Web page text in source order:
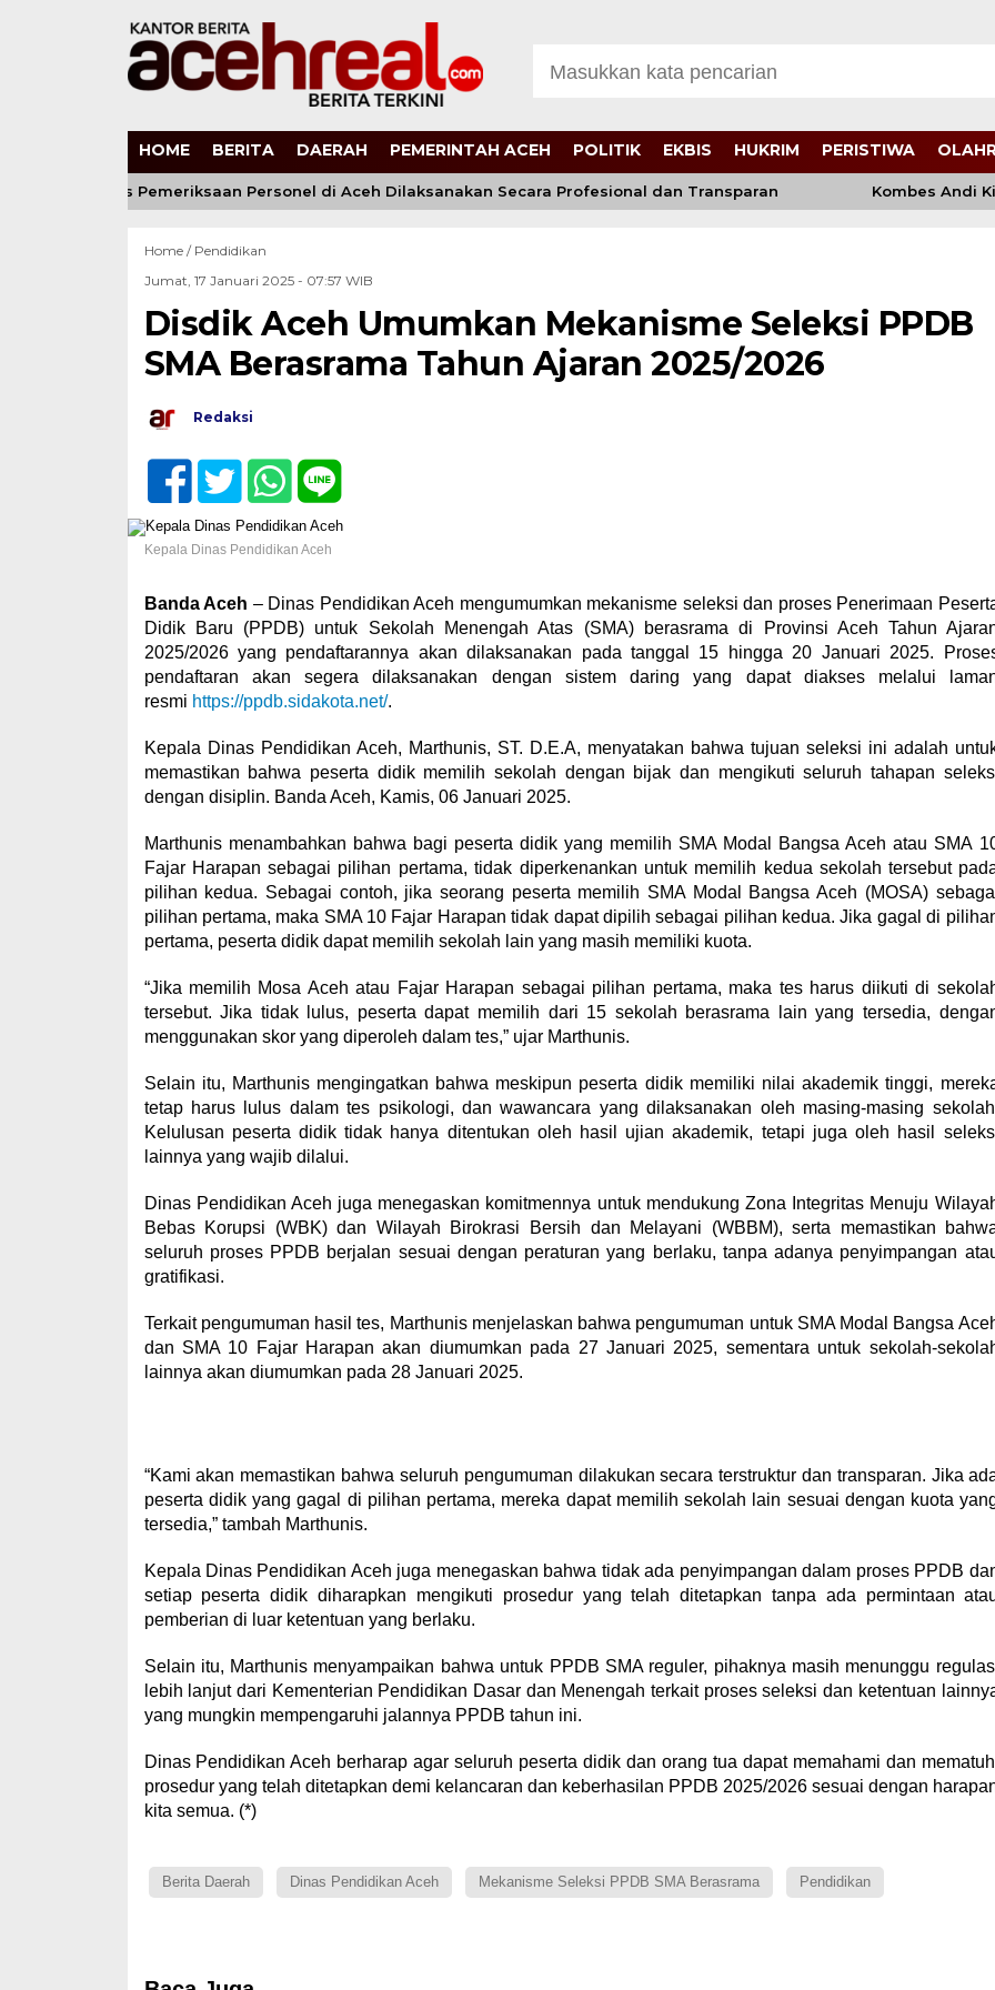
HOME BERITA DAERAH PEMERINTAH ACEH POLITIK EKBIS HUKRIM PERISTIWA
Proses Pemeriksaan Personel di Aceh Dilaksanakan Secara Profesional dan Transparan Kombes Andi
Home / Pendidikan
Jumat, 17 Januari 2025 - 07:57 WIB
Disdik Aceh Umumkan Mekanisme Seleksi PPDB
SMA Berasrama Tahun Ajaran 2025/2026
Redaksi
Kepala Dinas Pendidikan Aceh
Banda Aceh – Dinas Pendidikan Aceh mengumumkan mekanisme seleksi dan proses Penerimaan
Didik Baru (PPDB) untuk Sekolah Menengah Atas (SMA) berasrama di Provinsi Aceh Tahun
2025/2026 yang pendaftarannya akan dilaksanakan pada tanggal 15 hingga 20 Januari 2025.
pendaftaran akan segera dilaksanakan dengan sistem daring yang dapat diakses melalui
resmi https://ppdb.sidakota.net/.
Kepala Dinas Pendidikan Aceh, Marthunis, ST. D.E.A, menyatakan bahwa tujuan seleksi ini adalah
memastikan bahwa peserta didik memilih sekolah dengan bijak dan mengikuti seluruh tahapan
dengan disiplin. Banda Aceh, Kamis, 06 Januari 2025.
Marthunis menambahkan bahwa bagi peserta didik yang memilih SMA Modal Bangsa Aceh atau SMA
Fajar Harapan sebagai pilihan pertama, tidak diperkenankan untuk memilih kedua sekolah tersebut
pilihan kedua. Sebagai contoh, jika seorang peserta memilih SMA Modal Bangsa Aceh (MOSA)
pilihan pertama, maka SMA 10 Fajar Harapan tidak dapat dipilih sebagai pilihan kedua. Jika gagal di
pertama, peserta didik dapat memilih sekolah lain yang masih memiliki kuota.
“Jika memilih Mosa Aceh atau Fajar Harapan sebagai pilihan pertama, maka tes harus diikuti di
tersebut. Jika tidak lulus, peserta dapat memilih dari 15 sekolah berasrama lain yang tersedia,
menggunakan skor yang diperoleh dalam tes,” ujar Marthunis.
Selain itu, Marthunis mengingatkan bahwa meskipun peserta didik memiliki nilai akademik tinggi,
tetap harus lulus dalam tes psikologi, dan wawancara yang dilaksanakan oleh masing-masing
Kelulusan peserta didik tidak hanya ditentukan oleh hasil ujian akademik, tetapi juga oleh hasil
lainnya yang wajib dilalui.
Dinas Pendidikan Aceh juga menegaskan komitmennya untuk mendukung Zona Integritas Menuju
Bebas Korupsi (WBK) dan Wilayah Birokrasi Bersih dan Melayani (WBBM), serta memastikan
seluruh proses PPDB berjalan sesuai dengan peraturan yang berlaku, tanpa adanya penyimpangan
gratifikasi.
Terkait pengumuman hasil tes, Marthunis menjelaskan bahwa pengumuman untuk SMA Modal Bangsa
dan SMA 10 Fajar Harapan akan diumumkan pada 27 Januari 2025, sementara untuk sekolah-
lainnya akan diumumkan pada 28 Januari 2025.
“Kami akan memastikan bahwa seluruh pengumuman dilakukan secara terstruktur dan transparan. Jika
peserta didik yang gagal di pilihan pertama, mereka dapat memilih sekolah lain sesuai dengan kuota
tersedia,” tambah Marthunis.
Kepala Dinas Pendidikan Aceh juga menegaskan bahwa tidak ada penyimpangan dalam proses PPDB
setiap peserta didik diharapkan mengikuti prosedur yang telah ditetapkan tanpa ada permintaan
pemberian di luar ketentuan yang berlaku.
Selain itu, Marthunis menyampaikan bahwa untuk PPDB SMA reguler, pihaknya masih menunggu
lebih lanjut dari Kementerian Pendidikan Dasar dan Menengah terkait proses seleksi dan ketentuan
yang mungkin mempengaruhi jalannya PPDB tahun ini.
Dinas Pendidikan Aceh berharap agar seluruh peserta didik dan orang tua dapat memahami dan
prosedur yang telah ditetapkan demi kelancaran dan keberhasilan PPDB 2025/2026 sesuai dengan
kita semua. (*)
Berita Daerah Dinas Pendidikan Aceh Mekanisme Seleksi PPDB SMA Berasrama Pendidikan